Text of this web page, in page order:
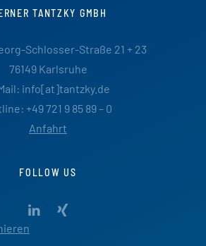
TANTZKY GMBH
Schlosser-Straße 21 + 23
76149 Karlsruhe
info[at]tantzky.de
+49 721 9 85 89 – 0
Anfahrt
FOLLOW US